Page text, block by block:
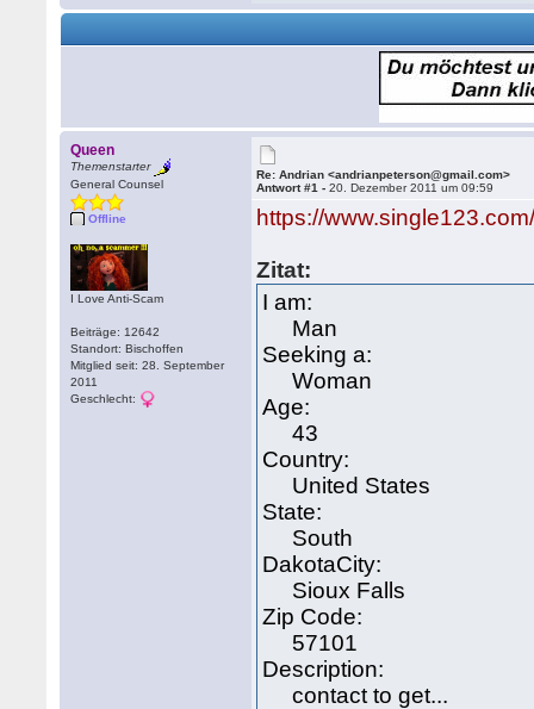
Queen
Themenstarter
General Counsel
Offline
I Love Anti-Scam
Beiträge: 12642
Standort: Bischoffen
Mitglied seit: 28. September
2011
Geschlecht:
Re: Andrian <andrianpeterson@gmail.com>
Antwort #1 -20. Dezember 2011 um 09:59
https://
Zitat:
I am:
Man
Seeking a:
Woman
Age:
43
Country:
United States
State:
South
DakotaCity:
Sioux Falls
Zip Code:
57101
Description:
contact to get...